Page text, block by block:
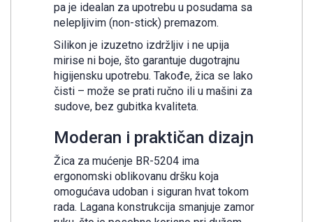
pa je idealan za upotrebu u posudama sa
nelepljivim (non-stick) premazom.
Silikon je izuzetno izdržljiv i ne upija
mirise ni boje, što garantuje dugotrajnu
higijensku upotrebu. Takođe, žica se lako
čisti – može se prati ručno ili u mašini za
sudove, bez gubitka kvaliteta.
Moderan i praktičan dizajn
Žica za mućenje BR-5204 ima
ergonomski oblikovanu dršku koja
omogućava udoban i siguran hvat tokom
rada. Lagana konstrukcija smanjuje zamor